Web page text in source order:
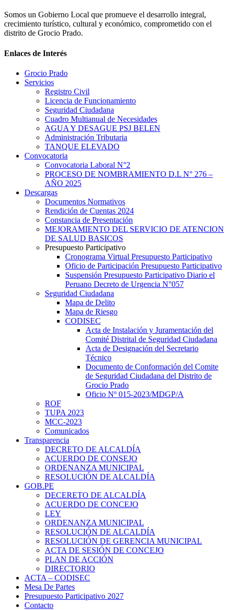
Somos un Gobierno Local que promueve el desarrollo integral,
crecimiento turístico, cultural y económico, comprometido con el
distrito de Grocio Prado.
Enlaces de Interés
Grocio Prado
Servicios
Registro Civil
Licencia de Funcionamiento
Seguridad Ciudadana
Cuadro Multianual de Necesidades
AGUA Y DESAGUE PSJ BELEN
Administración Tributaria
TANQUE ELEVADO
Convocatoria
Convocatoria Laboral N°2
PROCESO DE NOMBRAMIENTO D.L N° 276 –
AÑO 2025
Descargas
Documentos Normativos
Rendición de Cuentas 2024
Constancia de Presentación
MEJORAMIENTO DEL SERVICIO DE ATENCION
DE SALUD BASICOS
Presupuesto Participativo
Cronograma Virtual Presupuesto Participativo
Oficio de Participación Presupuesto Participativo
Suspensión Presupuesto Participativo Diario el
Peruano Decreto de Urgencia N°057
Seguridad Ciudadana
Mapa de Delito
Mapa de Riesgo
CODISEC
Acta de Instalación y Juramentación del
Comité Distrital de Seguridad Ciudadana
Acta de Designación del Secretario
Técnico
Documento de Conformación del Comite
de Seguridad Ciudadana del Distrito de
Grocio Prado
Oficio Nº 015-2023/MDGP/A
ROF
TUPA 2023
MCC-2023
Comunicados
Transparencia
DECRETO DE ALCALDÍA
ACUERDO DE CONSEJO
ORDENANZA MUNICIPAL
RESOLUCIÓN DE ALCALDÍA
GOB.PE
DECERETO DE ALCALDÍA
ACUERDO DE CONCEJO
LEY
ORDENANZA MUNICIPAL
RESOLUCIÓN DE ALCALDÍA
RESOLUCIÓN DE GERENCIA MUNICIPAL
ACTA DE SESIÓN DE CONCEJO
PLAN DE ACCIÓN
DIRECTORIO
ACTA – CODISEC
Mesa De Partes
Presupuesto Participativo 2027
Contacto